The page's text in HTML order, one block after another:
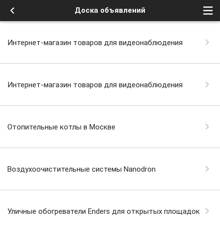
Доска объявлений
Интернет-магазин товаров для видеонаблюдения
Интернет-магазин товаров для видеонаблюдения
Отопительные котлы в Москве
Воздухоочистительные системы Nanodron
Уличные обогреватели Enders для открытых площадок